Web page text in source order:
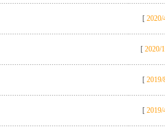
[ 2020/
[ 2020/
[ 2019/
[ 2019/